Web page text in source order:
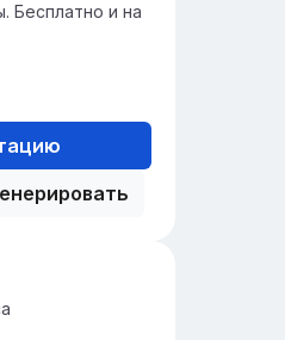
Бесплатно и на